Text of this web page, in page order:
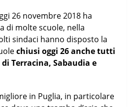
26 novembre 2018 ha
di molte scuole, nella
sindaci hanno disposto la
chiusi oggi 26 anche tutti
Terracina, Sabaudia e
in Puglia, in particolare